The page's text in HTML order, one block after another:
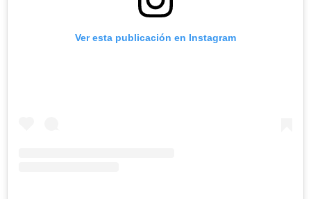
Ver esta publicación en Instagram